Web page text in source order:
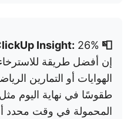
📮 ClickUp Insight:
إن أفضل طريقة
طقوسًا في نهاية اليوم مثل
المحمولة في وقت محدد